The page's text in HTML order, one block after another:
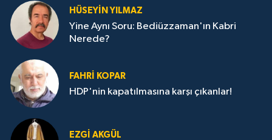
HÜSEYIN YILMAZ
Yine Aynı Soru: Bediüzzaman'ın Kabri
Nerede?
FAHRI KOPAR
HDP'nin kapatılmasına karşı çıkanlar!
EZGI AKGÜL